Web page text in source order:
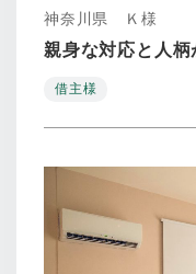
神奈川県 Ｋ様
親身な対応と人
借主様